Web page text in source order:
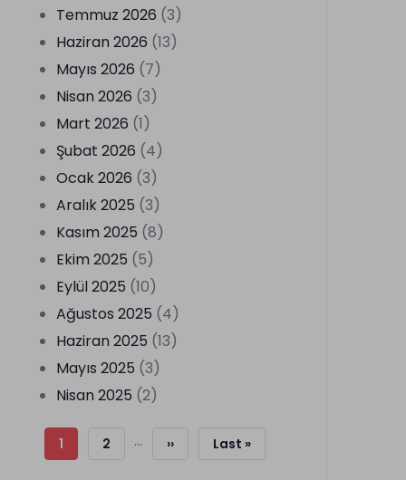
Temmuz 2026 (3)
Haziran 2026 (13)
Mayıs 2026 (7)
Nisan 2026 (3)
Mart 2026 (1)
Şubat 2026 (4)
Ocak 2026 (3)
Aralık 2025 (3)
Kasım 2025 (8)
Ekim 2025 (5)
Eylül 2025 (10)
Ağustos 2025 (4)
Haziran 2025 (13)
Mayıs 2025 (3)
Nisan 2025 (2)
Sayfalama
Şu
1 Sayfa
2 …
Sonraki
››
Son
Last »